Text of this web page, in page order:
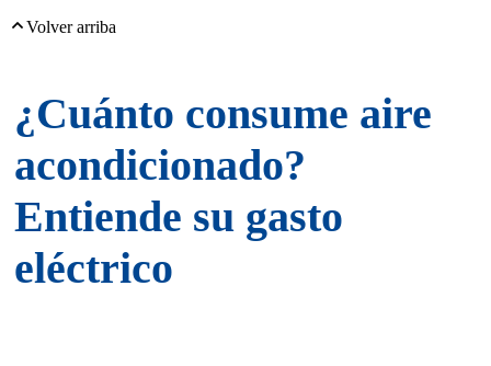
Volver arriba
¿Cuánto consume aire
acondicionado?
Entiende su gasto
eléctrico